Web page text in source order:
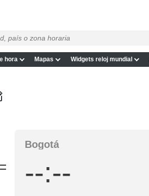
hora Mapas Widgets reloj mundial
Bogotá
--:--